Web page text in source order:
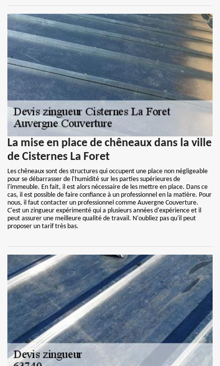
La mise en place de chêneaux dans la ville
de Cisternes La Foret
Les chêneaux sont des structures qui occupent une place non négligeable
pour se débarrasser de l'humidité sur les parties supérieures de
l'immeuble. En fait, il est alors nécessaire de les mettre en place. Dans ce
cas, il est possible de faire confiance à un professionnel en la matière. Pour
nous, il faut contacter un professionnel comme Auvergne Couverture.
C'est un zingueur expérimenté qui a plusieurs années d'expérience et il
peut assurer une meilleure qualité de travail. N'oubliez pas qu'il peut
proposer un tarif très bas.